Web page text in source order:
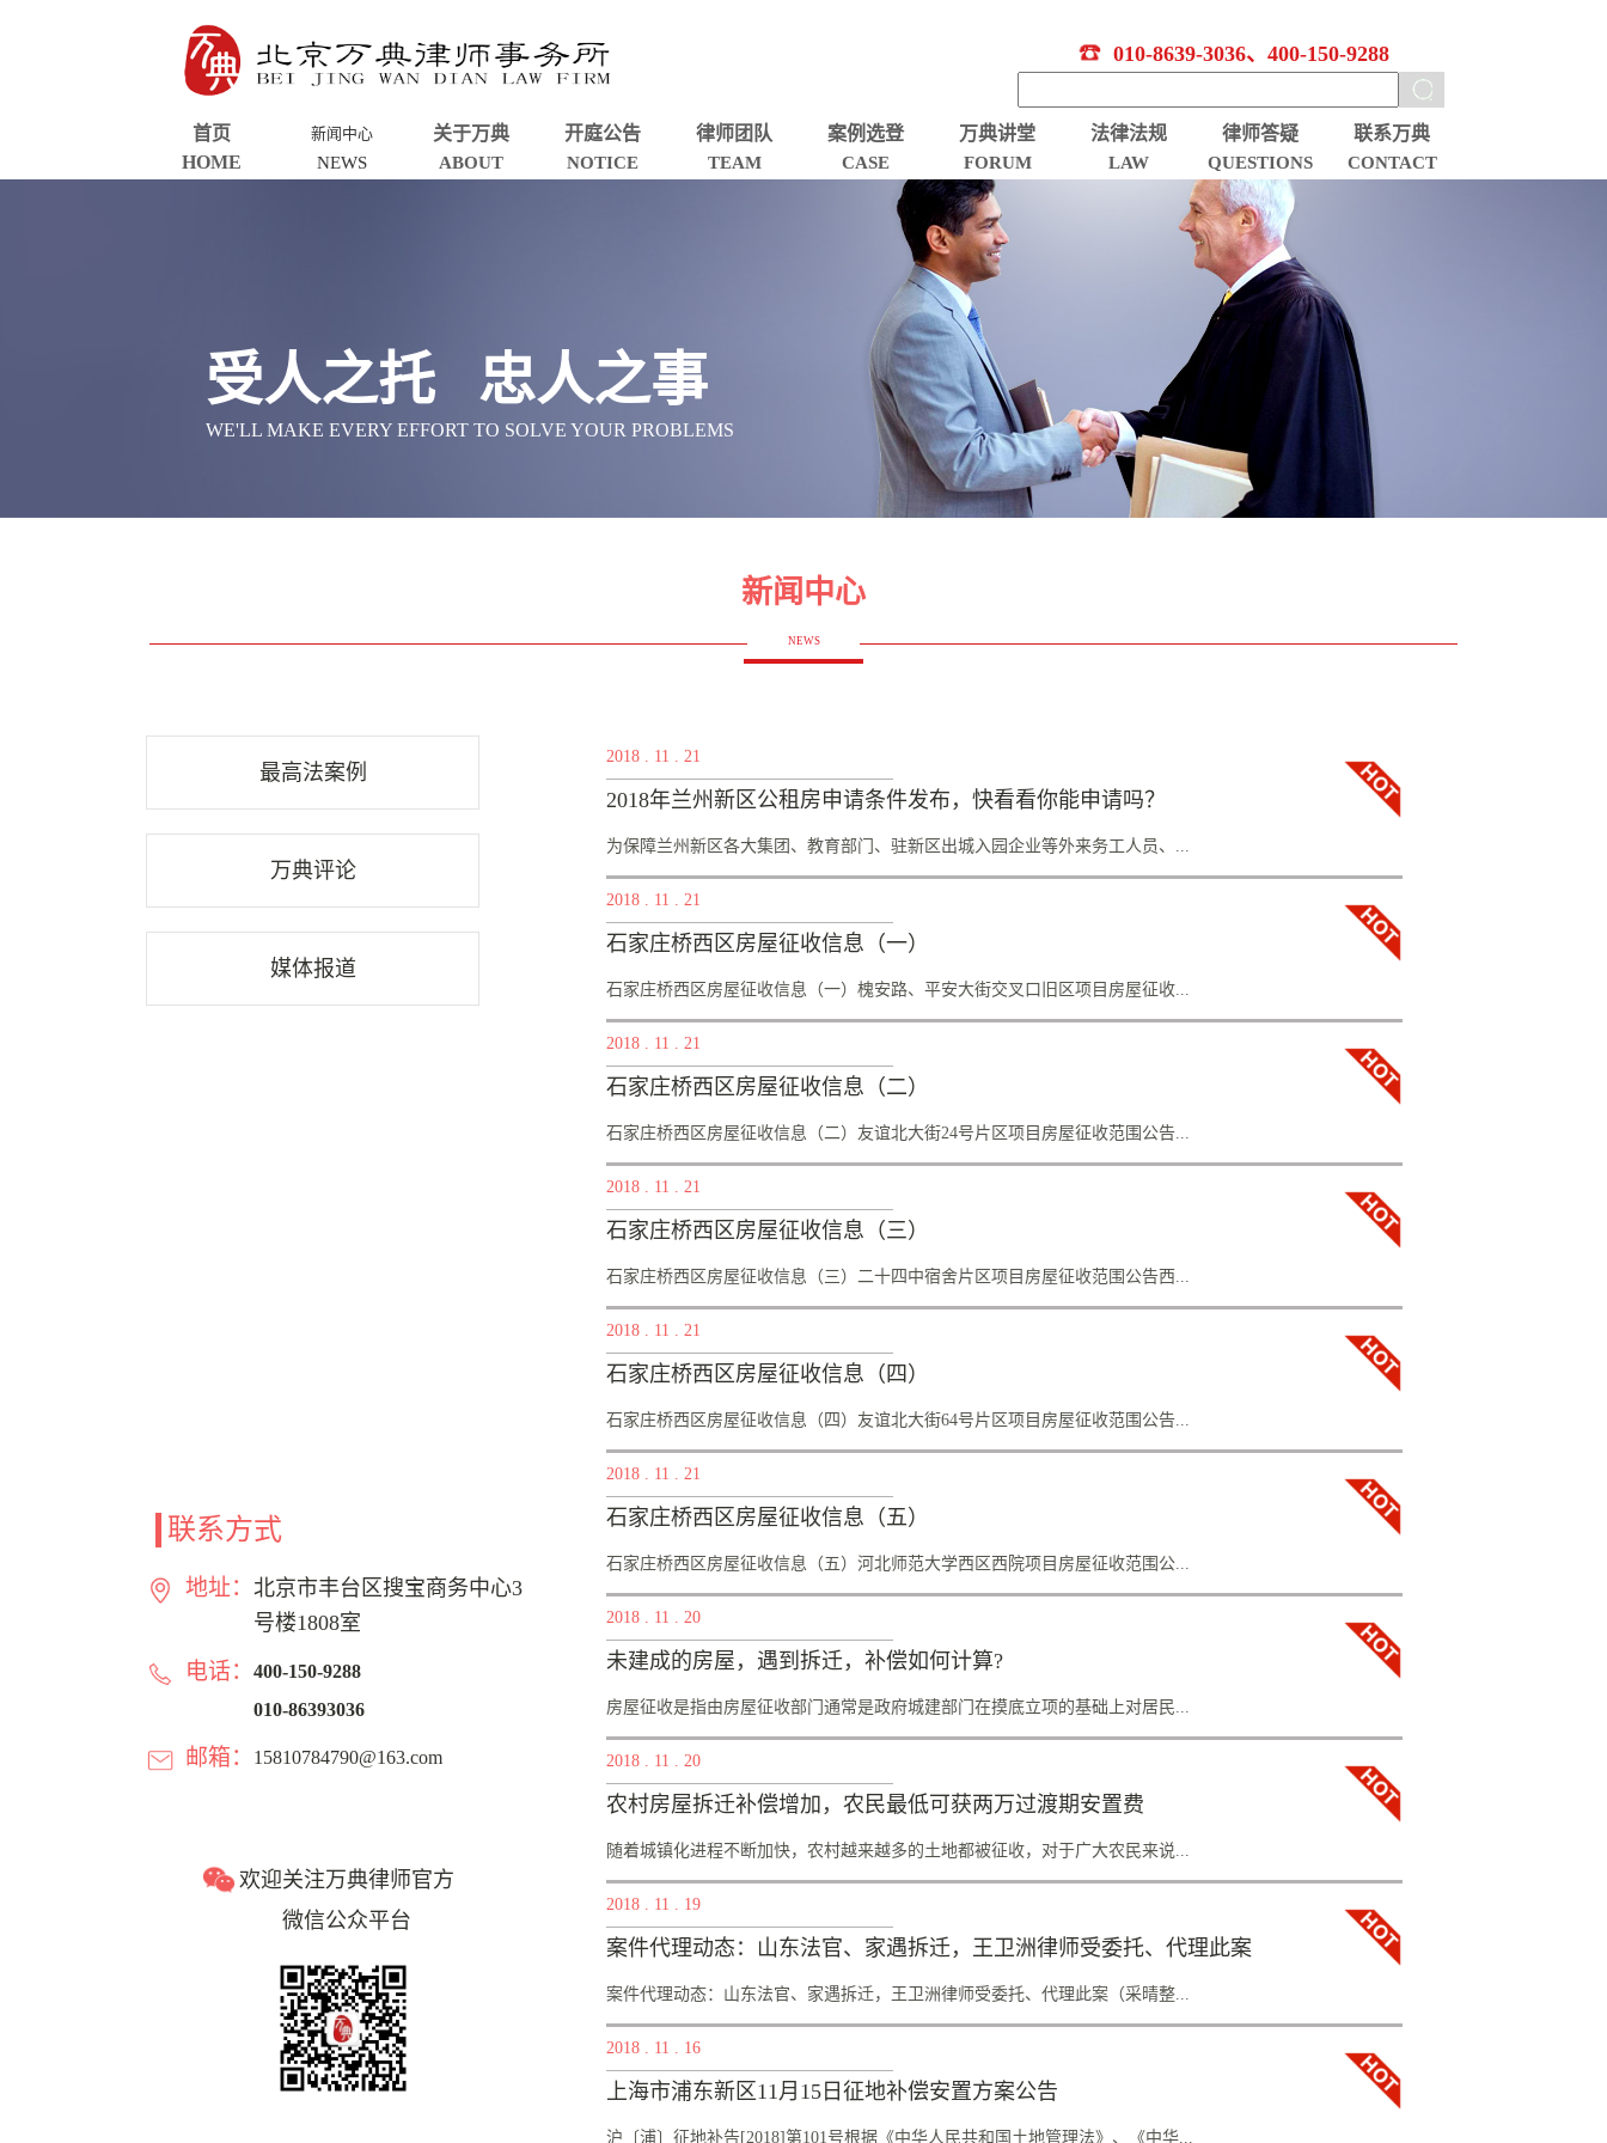
010-8639-3036、400-150-9288
首页
HOME
新闻中心
NEWS
关于万典
ABOUT
开庭公告
NOTICE
律师团队
TEAM
案例选登
CASE
万典讲堂
FORUM
法律法规
LAW
律师答疑
QUESTIONS
联系万典
CONTACT
受人之托 忠人之事
WE'LL MAKE EVERY EFFORT TO SOLVE YOUR PROBLEMS
新闻中心
NEWS
联系方式
地址： 北京市丰台区搜宝商务中心3
号楼1808室
电话：
400-150-9288
010-86393036
邮箱： 15810784790@163.com
欢迎关注万典律师官方
微信公众平台
最高法案例
万典评论
媒体报道
2018 . 11 . 21
2018年兰州新区公租房申请条件发布，快看看你能申请吗？
为保障兰州新区各大集团、教育部门、驻新区出城入园企业等外来务工人员、...
新就业大学生、城镇低收入家庭等住宿问题，兰州新区2018年共建设公租房302套，目前已全部分配完毕，分
达700多人，经各园区建设局初审，新区规建局复审，符合申请条件并公示的共618人。一、还没有分配到公
租房的人怎么办？根据规定，已公示未分配人员目前需进行轮候，新区规建局将根据房源情况进行分配。目
前小横路404套公租房已竣工验收，11月开始对小横路公租房进行装修，待小横路公租房装修完毕后，将就近
解决秦川园区城镇低收入和外来务工...
2018 . 11 . 21
石家庄桥西区房屋征收信息（一）
石家庄桥西区房屋征收信息（一）槐安路、平安大街交叉口旧区项目房屋征收...
范围公告西征字【2018】1号根据《国有土地上房屋征收与补偿条例》、《石家庄市国有土地上房屋征收与补
项目房屋征收范围公告如下：一、征收范围东至香晴苑小区、西贝饭店，西至平安南大街，南至槐安路，北
至东风路（不含工商银行）（具体以规划部门出具的征收红线图为准）。二、禁止实施行为及法律后果自房
屋征收范围公布之日起，房屋征收范围内的单位和个人不得实施下列不当增加补偿费用的行为，违反规定实
施的，不予补偿：（一）新建、改建、扩建房屋；（二）改变房...
2018 . 11 . 21
石家庄桥西区房屋征收信息（二）
石家庄桥西区房屋征收信息（二）友谊北大街24号片区项目房屋征收范围公告...
西征字【2018】2号根据《国有土地上房屋征收与补偿条例》、《石家庄市国有土地上房屋征收与补偿办法》
公告如下：一、征收范围东至友谊大街22号院，西至裕华区人民政府宿舍，南至省妇女儿童活动中心，北至
省监狱管理局宿舍（具体以规划部门出具的征收红线图为准）。二、禁止实施行为及法律后果自房屋征收范
围公布之日起，房屋征收范围内的单位和个人不得实施下列不当增加补偿费用的行为，违反规定实施的，不
予补偿：（一）新建、改建、扩建房屋；（二）改变房屋...
2018 . 11 . 21
石家庄桥西区房屋征收信息（三）
石家庄桥西区房屋征收信息（三）二十四中宿舍片区项目房屋征收范围公告西...
征字【2018】3号根据《国有土地上房屋征收与补偿条例》、《石家庄市国有土地上房屋征收与补偿办法》的
如下：一、征收范围东至省总工会，西至培英里胡同，南至市第六中学操场，北至省二招宿舍（具体以规划
部门出具的征收红线图为准）。二、禁止实施行为及法律后果自房屋征收范围公布之日起，房屋征收范围内
的单位和个人不得实施下列不当增加补偿费用的行为，违反规定实施的，不予补偿：（一）新建、改建、扩
建房屋；（二）改变房屋用途；（三）分割转让和分户，但法律...
2018 . 11 . 21
石家庄桥西区房屋征收信息（四）
石家庄桥西区房屋征收信息（四）友谊北大街64号片区项目房屋征收范围公告...
西征字【2018】4号根据《国有土地上房屋征收与补偿条例》、《石家庄市国有土地上房屋征收与补偿办法》
公告如下：一、征收范围东至七分部干休所宿舍，西至靶场街东侧，南至谊北路北侧，北至石家庄市华业装
饰建材市场（具体以规划部门出具的征收红线图为准）。二、禁止实施行为及法律后果自房屋征收范围公布
之日起，房屋征收范围内的单位和个人不得实施下列不当增加补偿费用的行为，违反规定实施的，不予补
偿：（一）新建、改建、扩建房屋；（二）改变房屋用途；（...
2018 . 11 . 21
石家庄桥西区房屋征收信息（五）
石家庄桥西区房屋征收信息（五）河北师范大学西区西院项目房屋征收范围公...
告西征字【2018】5号根据《国有土地上房屋征收与补偿条例》、《石家庄市国有土地上房屋征收与补偿办
收范围公告如下：一、征收范围东至河北师范大学附属实验学校，西至春天里，南至中医学院家属楼，北至
河北师范大学附属民族学院以及东至收储地块，西至友谊大街，南至收储地块，北至春天里项目（具体以规
划部门出具的征收红线图为准）。二、禁止实施行为及法律后果自房屋征收范围公布之日起，房屋征收范围
内的单位和个人不得实施下列不当增加补偿费用的行为，违反规定...
2018 . 11 . 20
未建成的房屋，遇到拆迁，补偿如何计算?
房屋征收是指由房屋征收部门通常是政府城建部门在摸底立项的基础上对居民...
百姓居住房屋的土地使用权的有偿回收。房屋征收关系到农民朋友的利益，但是在实际拆迁过程中农民朋友
例。高某是新林村的村民，其原来的房屋因村里搞多种经营而被占用，村里经过讨论决定又分配给高某一块
宅基地，供其建设房屋。高某计划在新分配的宅基地上建设一栋二层小楼，并开始筹备建设楼房的事宜。当
楼房建设到一半的时候，包括该宅基地所在土地在内的部分土地被征收，用来建设粮食储备基地。当地政府
以土地面积为计算的依据给予高某一定的补偿。高某认为其建设一半的房...
2018 . 11 . 20
农村房屋拆迁补偿增加，农民最低可获两万过渡期安置费
随着城镇化进程不断加快，农村越来越多的土地都被征收，对于广大农民来说...
，最关心的就是补偿，今年起国家就对农村房屋的拆迁标准作出了一些调整，农民在拆迁时能获得最低2万元
偿：从今年起，房屋拆迁的补偿标准提高为：砖瓦房每平米2450元，两层及以上楼房每平米3300元，草房及
泥胚房每平米1600到1900元;如果有家中种植花草的也会有相应补偿，小型花草每株(盆)补偿10元，大型树木
每棵500元;家用仓库等建筑按标准也可得到相应补偿。耕地征收补偿：耕地补偿包括三方面：土地征用补
偿、青苗补偿和家庭糊口安置补偿。其...
2018 . 11 . 19
案件代理动态：山东法官、家遇拆迁，王卫洲律师受委托、代理此案
案件代理动态：山东法官、家遇拆迁，王卫洲律师受委托、代理此案（采晴整...
理）
2018 . 11 . 16
上海市浦东新区11月15日征地补偿安置方案公告
沪〔浦〕征地补告[2018]第101号根据《中华人民共和国土地管理法》、《中华...